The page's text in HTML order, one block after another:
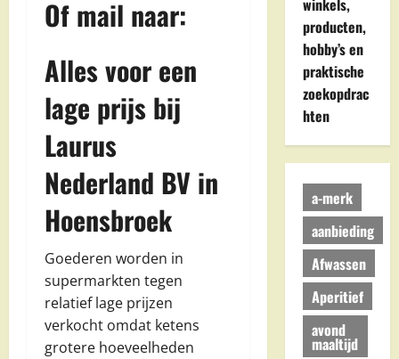
Of mail naar:
Alles voor een
lage prijs bij
Laurus
Nederland BV in
Hoensbroek
Goederen worden in
supermarkten tegen
relatief lage prijzen
verkocht omdat ketens
grotere hoeveelheden
winkels,
producten,
hobby’s en
praktische
zoekopdrac
hten
a-merk
aanbieding
Afwassen
Aperitief
avond
maaltijd